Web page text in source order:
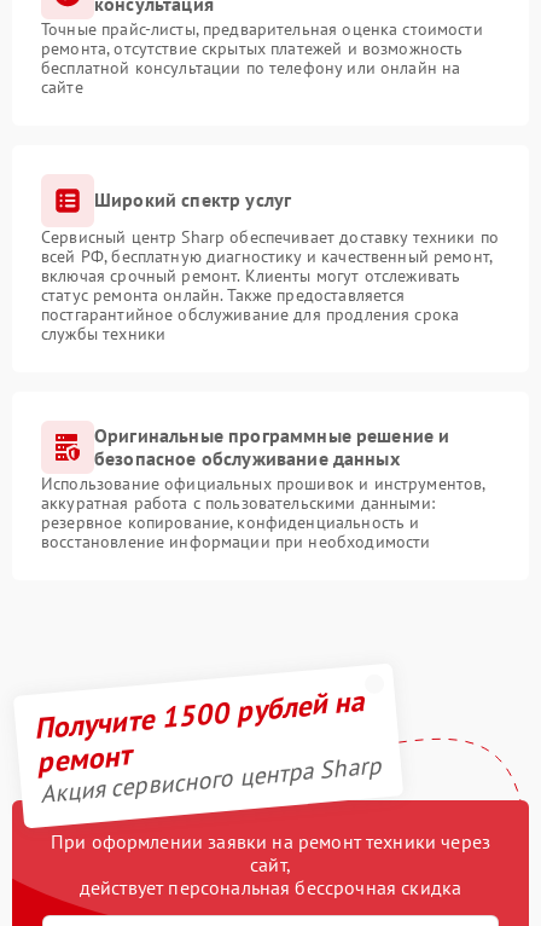
Точные прайс-листы, предварительная оценка стоимости
ремонта, отсутствие скрытых платежей и возможность
бесплатной консультации по телефону или онлайн на
сайте
Широкий спектр услуг
Сервисный центр Sharp обеспечивает доставку техники по
всей РФ, бесплатную диагностику и качественный ремонт,
включая срочный ремонт. Клиенты могут отслеживать
статус ремонта онлайн. Также предоставляется
постгарантийное обслуживание для продления срока
службы техники
Оригинальные программные решение и
безопасное обслуживание данных
Использование официальных прошивок и инструментов,
аккуратная работа с пользовательскими данными:
резервное копирование, конфиденциальность и
восстановление информации при необходимости
Получите 1500 рублей на
ремонт
Акция сервисного центра Sharp
При оформлении заявки на ремонт техники через
сайт,
действует персональная бессрочная скидка